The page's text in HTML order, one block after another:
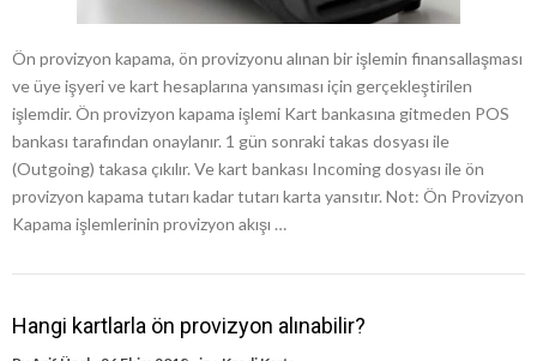
Ön provizyon kapama, ön provizyonu alınan bir işlemin finansallaşması
ve üye işyeri ve kart hesaplarına yansıması için gerçekleştirilen
işlemdir. Ön provizyon kapama işlemi Kart bankasına gitmeden POS
bankası tarafından onaylanır. 1 gün sonraki takas dosyası ile
(Outgoing) takasa çıkılır. Ve kart bankası Incoming dosyası ile ön
provizyon kapama tutarı kadar tutarı karta yansıtır. Not: Ön Provizyon
Kapama işlemlerinin provizyon akışı …
Hangi kartlarla ön provizyon alınabilir?